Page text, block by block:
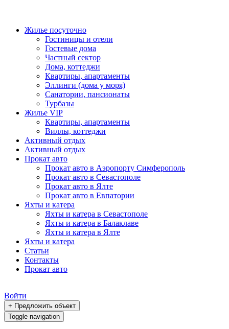
Жилье посуточно
Гостиницы и отели
Гостевые дома
Частный сектор
Дома, коттеджи
Квартиры, апартаменты
Эллинги (дома у моря)
Санатории, пансионаты
Турбазы
Жилье VIP
Квартиры, апартаменты
Виллы, коттеджи
Активный отдых
Активный отдых
Прокат авто
Прокат авто в Аэропорту Симферополь
Прокат авто в Севастополе
Прокат авто в Ялте
Прокат авто в Евпатории
Яхты и катера
Яхты и катера в Севастополе
Яхты и катера в Балаклаве
Яхты и катера в Ялте
Яхты и катера
Статьи
Контакты
Прокат авто
Войти
+ Предложить объект
Toggle navigation